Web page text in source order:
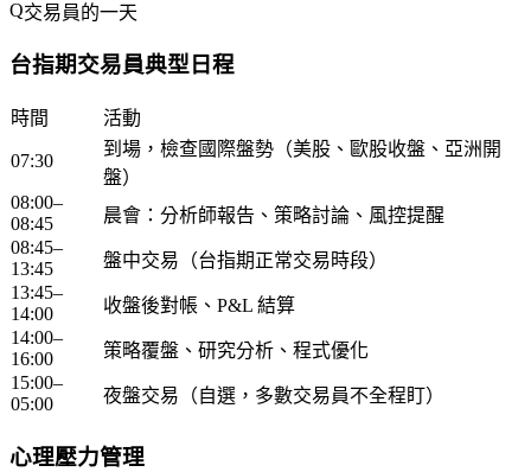
交易員的一天
台指期交易員典型日程
時間 活動
07:30
到場，檢查國際盤勢（美股、歐股收盤、亞洲開
盤）
08:00–
08:45
晨會：分析師報告、策略討論、風控提醒
08:45–
13:45
盤中交易（台指期正常交易時段）
13:45–
14:00
收盤後對帳、P&L 結算
14:00–
16:00
策略覆盤、研究分析、程式優化
15:00–
05:00
夜盤交易（自選，多數交易員不全程盯）
心理壓力管理